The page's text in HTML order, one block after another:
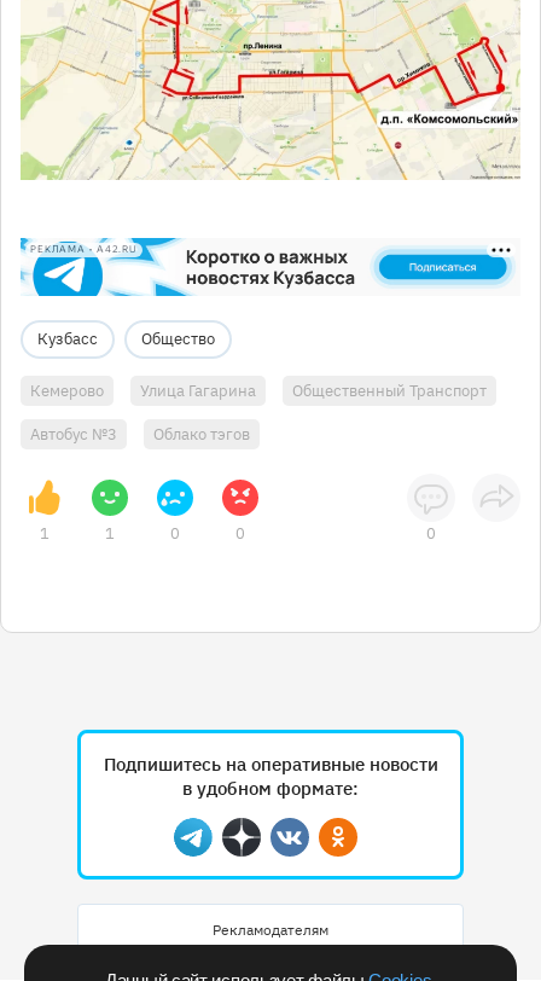
РЕКЛАМА • A42.RU
Кузбасс Общество
Кемерово Улица Гагарина Общественный Транспорт
Автобус №3 Облако тэгов
1 1 0 0 0
Подпишитесь на оперативные новости
в удобном формате:
Telegram
ДзенВконтактеОдноклассники
Рекламодателям